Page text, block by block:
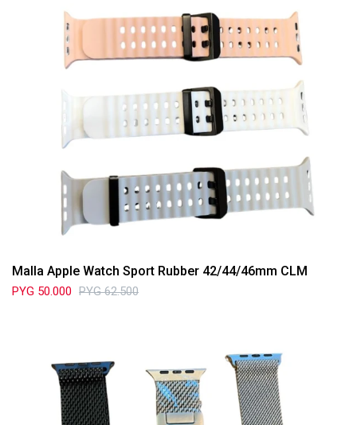
Malla Apple Watch Sport Rubber 42/44/46mm CLM
PYG 50.000 PYG 62.500